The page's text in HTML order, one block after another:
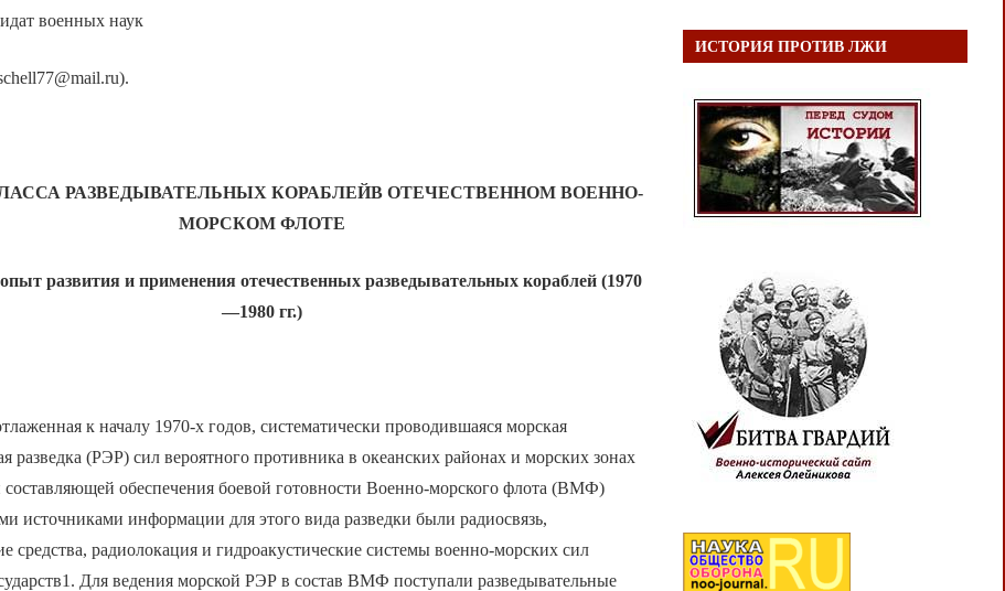
военных наук
РАЗВЕДЫВАТЕЛЬНЫХ КОРАБЛЕЙВ ОТЕЧЕСТВЕННОМ ВОЕННО-
МОРСКОМ ФЛОТЕ
развития и применения отечественных разведывательных кораблей (1970
—1980 гг.)
к началу 1970-х годов, систематически проводившаяся морская
разведка (РЭР) сил вероятного противника в океанских районах и морских зонах
составляющей обеспечения боевой готовности Военно-морского флота (ВМФ)
источниками информации для этого вида разведки были радиосвязь,
средства, радиолокация и гидроакустические системы военно-морских сил
Для ведения морской РЭР в состав ВМФ поступали разведывательные
ИСТОРИЯ ПРОТИВ ЛЖИ